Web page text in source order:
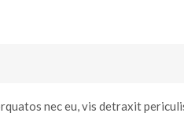
nec eu, vis detraxit